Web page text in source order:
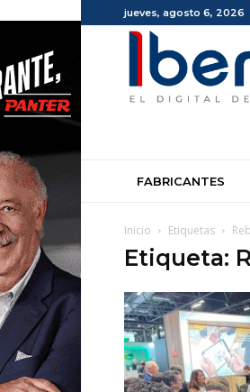
jueves, agosto 6, 2026
FABRICANTES
Inicio Etiquetas
Etiqueta: